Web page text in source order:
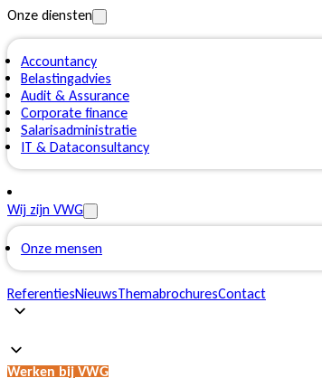
Onze diensten
Accountancy
Belastingadvies
Audit & Assurance
Corporate finance
Salarisadministratie
IT & Dataconsultancy
Wij zijn VWG
Onze mensen
ReferentiesNieuwsThemabrochuresContact
Werken bij VWG